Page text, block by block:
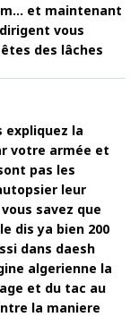
et maintenant
vous
des lâches
la
votre armée et
pas les
leur
savez que
dis ya bien 200
dans daesh
algerienne la
et du tac au
la maniere